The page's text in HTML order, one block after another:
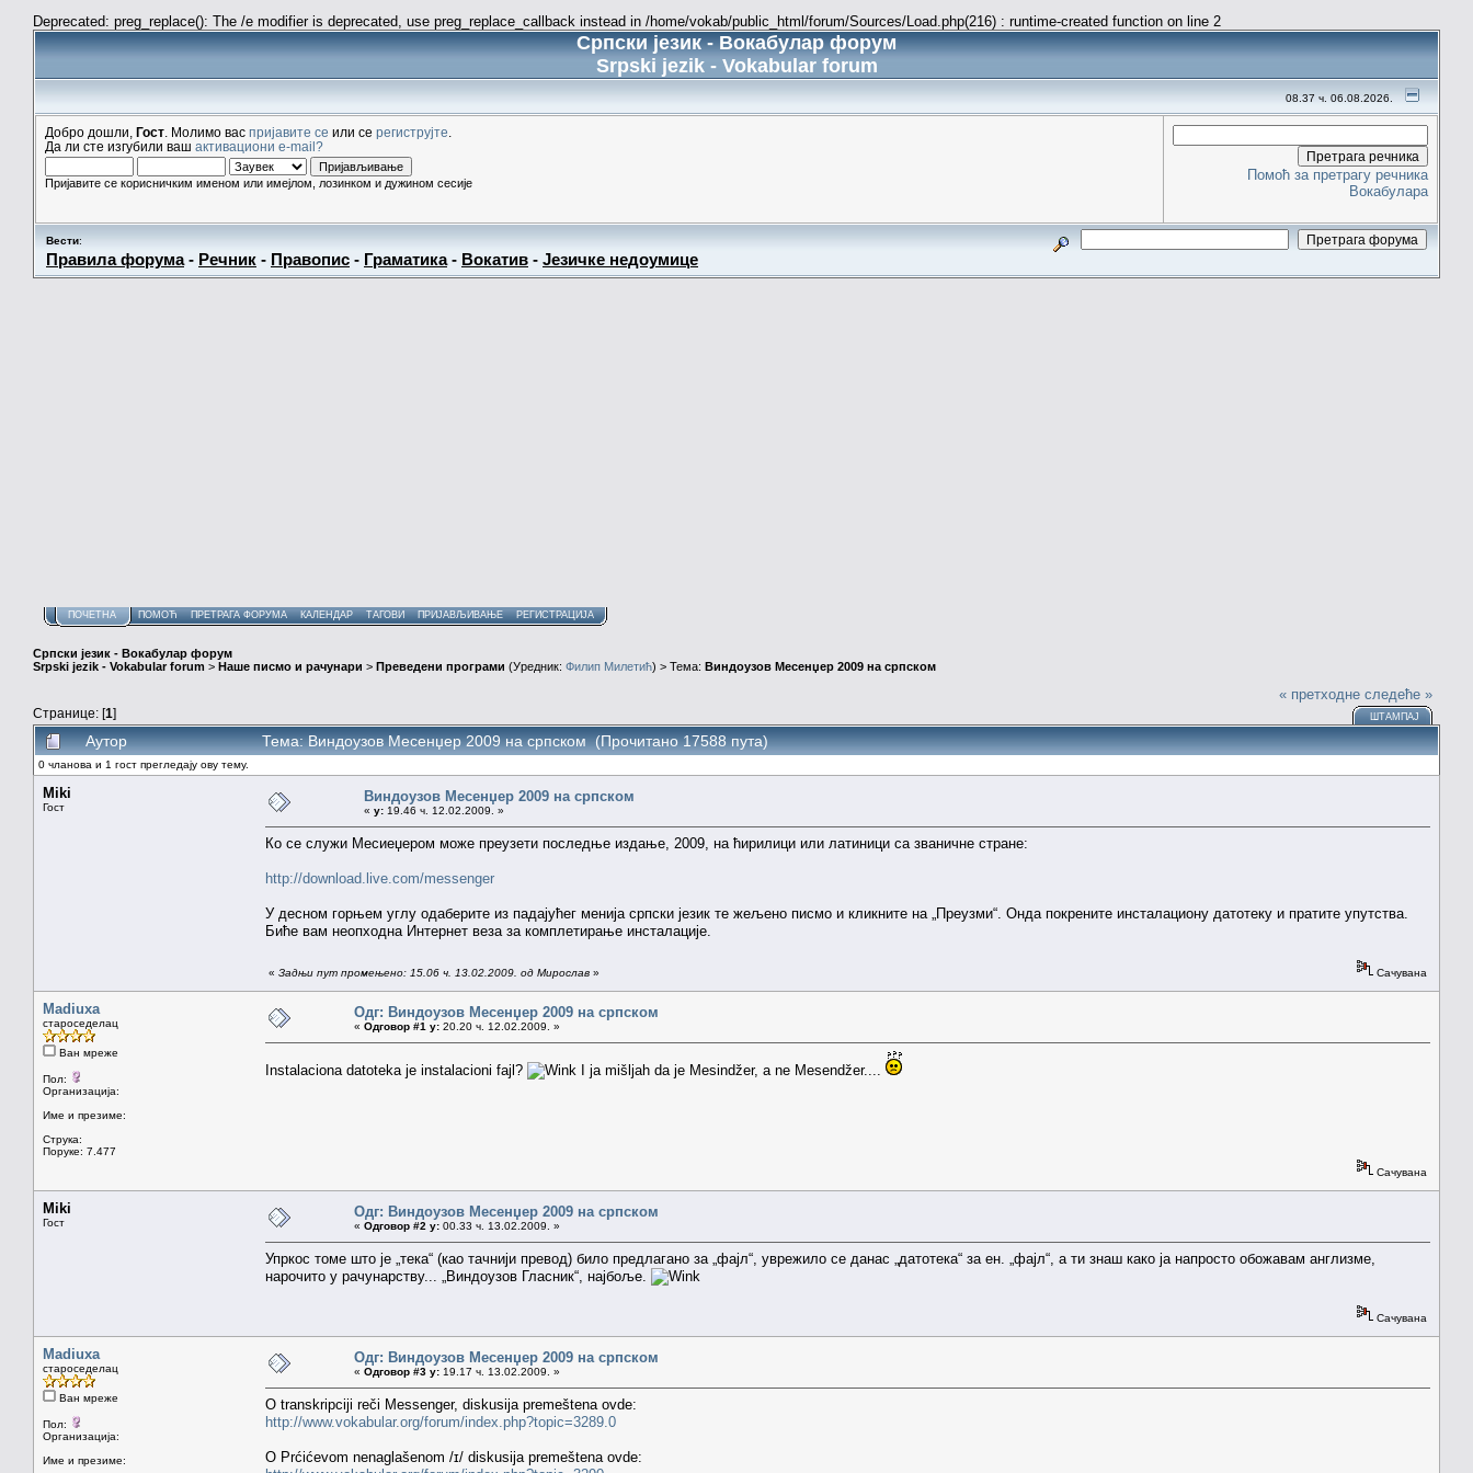
Deprecated: preg_replace(): The /e modifier is deprecated, use preg_replace_callback instead in /home/vokab/public_html/forum/Sources/Load.php(216) : runtime-created function on line 2
Српски језик - Вокабулар форум
Srpski jezik - Vokabular forum
08.37 ч. 06.08.2026.
Добро дошли, Гост . Молимо вас пријавите се или се региструјте
Да ли сте изгубили ваш активациони e-mail?
Пријавите се корисничким именом или имејлом, лозинком и дужином сесије
Помоћ за претрагу речника
Вокабулара
Вести:
Правила форума- Речник - Правопис - Граматика- Вокатив - Језичке недоумице
ПОЧЕТНА ПОМОЋ ПРЕТРАГА ФОРУМА КАЛЕНДАР ТАГОВИ ПРИЈАВЉИВАЊЕ РЕГИСТРАЦИЈА
Српски језик - Вокабулар форум
Srpski jezik - Vokabular forum > Наше писмо и рачунари > Преведени програми (Уредник: Филип Милетић) > Тема: Виндоузов Месенџер 2009 на српском
Странице: [1]
« претходне следеће »
ШТАМПАЈ
Аутор Тема: Виндоузов Месенџер 2009 на српском (Прочитано 17588 пута)
0 чланова и 1 гост прегледају ову тему.
Miki
Гост
Виндоузов Месенџер 2009 на српском
« у: 19.46 ч. 12.02.2009. »
Ко се служи Месиеџером може преузети последње издање, 2009, на ћирилици или латиници са званичне стране:
http://download.live.com/messenger
У десном горњем углу одаберите из падајућег менија српски језик те жељено писмо и кликните на „Преузми“. Онда покрените инсталациону датотеку и пратите упутства.
Биће вам неопходна Интернет веза за комплетирање инсталације.
« Задњи пут промењено: 15.06 ч. 13.02.2009. од Мирослав » Сачувана
Madiuxa
староседелац
Ван мреже
Пол:
Организација:
Име и презиме:
Струка:
Поруке: 7.477
Одг: Виндоузов Месенџер 2009 на српском
« Одговор #1 у: 20.20 ч. 12.02.2009. »
Instalaciona datoteka je instalacioni fajl? I ja mišljah da je Mesindžer, a ne Mesendžer....
Сачувана
Miki
Гост
Одг: Виндоузов Месенџер 2009 на српском
« Одговор #2 у: 00.33 ч. 13.02.2009. »
Упркос томе што је „тека“ (као тачнији превод) било предлагано за „фајл“, уврежило се данас „датотека“ за ен. „фајл“, а ти знаш како ја напросто обожавам англизме,
нарочито у рачунарству... „Виндоузов Гласник“, најбоље.
Сачувана
Madiuxa
староседелац
Ван мреже
Пол:
Организација:
Име и презиме:
Одг: Виндоузов Месенџер 2009 на српском
« Одговор #3 у: 19.17 ч. 13.02.2009. »
O transkripciji reči Messenger, diskusija premeštena ovde:
http://www.vokabular.org/forum/index.php?topic=3289.0
O Prćićevom nenaglašenom /ɪ/ diskusija premeštena ovde: